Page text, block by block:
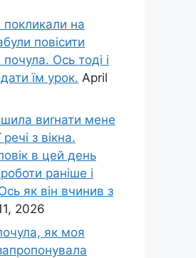
на
повісити
почула. Ось тоді і
їм урок. April
виrнати мене
з вікна.
в цей день
раніше і
як він вчинив з
2026
як моя